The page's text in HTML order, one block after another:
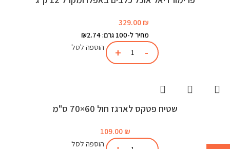
329.00 ₪
מחיר ל-100 גרם: ₪2.74
הוספה לסל
שטיח פטקס לארגז חול 60×70 ס"מ
109.00 ₪
הוספה לסל